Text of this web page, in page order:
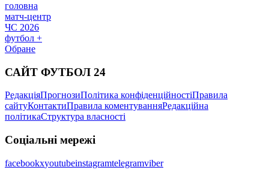
головна
матч-центр
ЧС 2026
футбол +
Обране
САЙТ ФУТБОЛ 24
РедакціяПрогнозиПолітика конфіденційностіПравила
сайтуКонтактиПравила коментуванняРедакційна
політикаСтруктура власності
Соціальні мережі
facebookxyoutubeinstagramtelegramviber